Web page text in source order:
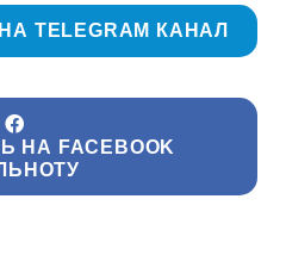
TELEGRAM КАНАЛ
НА FACEBOOK